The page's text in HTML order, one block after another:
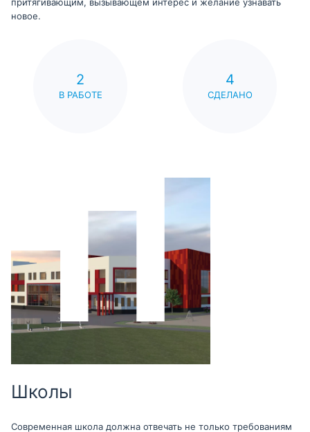
притягивающим, вызывающем интерес и желание узнавать
новое.
2
В РАБОТЕ
4
СДЕЛАНО
Школы
Современная школа должна отвечать не только требованиям